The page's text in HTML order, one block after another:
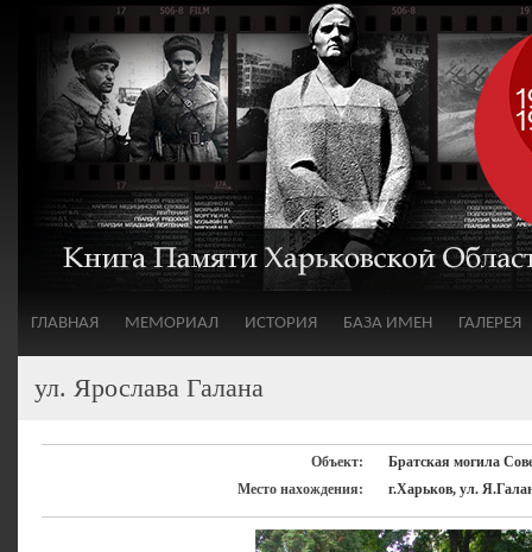
ГЛАВНАЯ МЕМОРИАЛ ИСТОРИЯ БАЗА ИМЕН ГАЛЕРЕЯ
ул. Ярослава Галана
Объект:
Братская могила
Место нахождения:
г.Харьков, ул.